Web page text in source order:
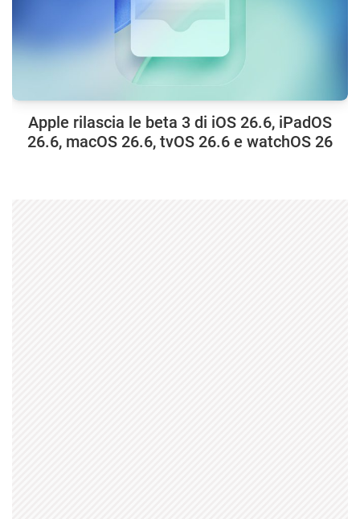
Apple rilascia le beta 3 di iOS 26.6, iPadOS
26.6, macOS 26.6, tvOS 26.6 e watchOS 26